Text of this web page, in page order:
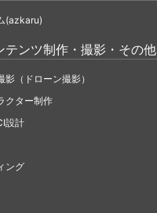
(azkaru)
テンツ制作・撮影・その他
（ドローン撮影）
クター制作
設計
ング